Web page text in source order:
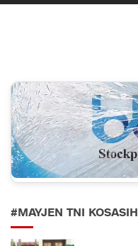
#MAYJEN TNI KOSASIH